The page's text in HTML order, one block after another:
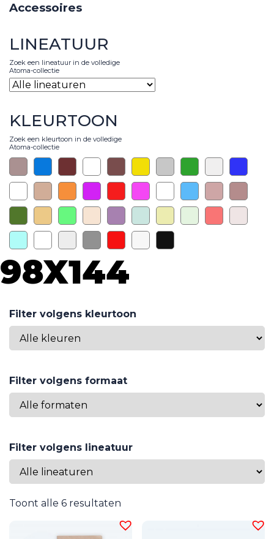
Accessoires
LINEATUUR
Zoek een lineatuur in de volledige
Atoma-collectie
KLEURTOON
Zoek een kleurtoon in de volledige
Atoma-collectie
98X144
Filter volgens kleurtoon
Filter volgens formaat
Filter volgens lineatuur
Toont alle 6 resultaten